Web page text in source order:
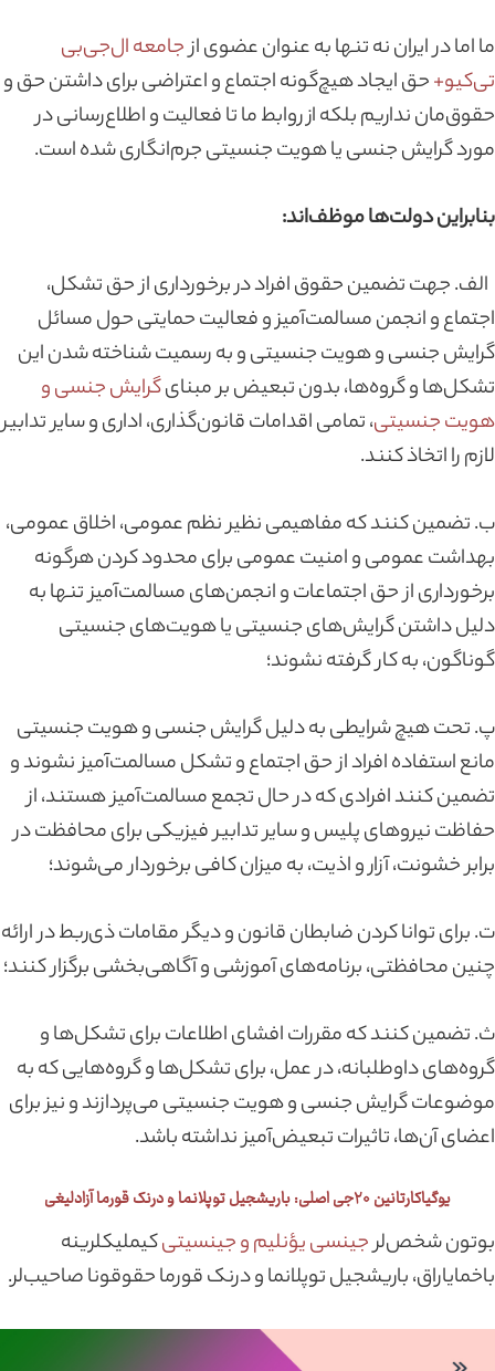
ما اما در ایران نه تنها به عنوان عضوی ازجامعه ال‌جی‌بی
تی‌کیو‌+حق ایجاد هیچ‌گونه اجتماع و اعتراضی برای داشتن حق و
حقوق‌مان نداریم بلکه از روابط ما تا فعالیت‌ و اطلاع‌رسانی در
مورد گرایش جنسی یا هویت جنسیتی جرم‌انگاری شده است.
بنابراین دولت‌ها موظف‌اند:
الف. جهت تضمین حقوق افراد در برخورداری از حق تشکل،
اجتماع و انجمن مسالمت‌آمیز و فعالیت حمایتی حول مسائل
گرایش جنسی و هویت جنسیتی و به رسمیت شناخته شدن این
تشکل‌ها و گروه‌ها، بدون تبعیض بر مبنایگرایش جنسی و
هویت جنسیتی، تمامی اقدامات قانون‌گذاری، اداری و سایر تدابیر
لازم را اتخاذ کنند.
ب. تضمین کنند که مفاهیمی نظیر نظم عمومی، اخلاق عمومی،
بهداشت عمومی و امنیت عمومی برای محدود کردن هرگونه
برخورداری از حق اجتماعات و انجمن‌های مسالمت‌آمیز تنها به
دلیل داشتن گرایش‌های جنسیتی یا هویت‌های جنسیتی
گوناگون، به کار گرفته نشوند؛
پ. تحت هیچ‌ شرایطی به دلیل گرایش جنسی و هویت جنسیتی
مانع استفاده افراد از حق اجتماع و تشکل مسالمت‌آمیز نشوند و
تضمین کنند افرادی که در حال تجمع مسالمت‌آمیز هستند، از
حفاظت نیروهای پلیس و سایر تدابیر فیزیکی برای محافظت در
برابر خشونت، آزار و اذیت، به میزان کافی برخوردار می‌شوند؛
ت. برای توانا کردن ضابطان قانون و دیگر مقامات ذی‌ربط در ارائه
چنین محافظتی، برنامه‌های آموزشی و آگاهی‌بخشی برگزار کنند؛
ث. تضمین کنند که مقررات افشای اطلاعات برای تشکل‌ها و
گروه‌های داوطلبانه، در عمل، برای تشکل‌ها و گروه‌هایی که به
موضوعات گرایش جنسی و هویت جنسیتی می‌پردازند و نیز برای
اعضای آن‌ها، تاثیرات تبعیض‌آمیز نداشته باشد.
یوگیاکارتانین ۲۰جی اصلی: باریشجیل توپلانما و درنک قورما آزادلیغی
بوتون شخص‌لرجینسی یؤنلیم و جینسیتیکیملیکلرینه
باخمایاراق، باریشجیل توپلانما و درنک قورما حقوقونا صاحیب‌لر.